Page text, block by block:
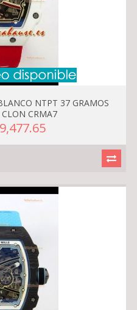
NTPT 37 GRAMOS
CRMA7